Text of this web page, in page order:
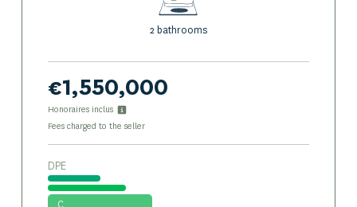
2 bathrooms
€1,550,000
Honoraires inclus
Fees charged to the seller
DPE